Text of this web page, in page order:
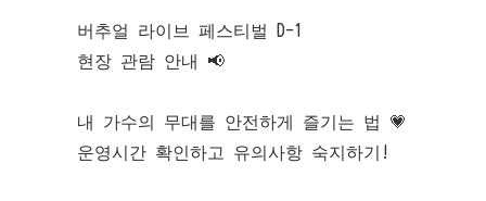
버추얼 라이브 페스티벌 D-1
현장 관람 안내 📢
내 가수의 무대를 안전하게 즐기는 법 💗
운영시간 확인하고 유의사항 숙지하기!